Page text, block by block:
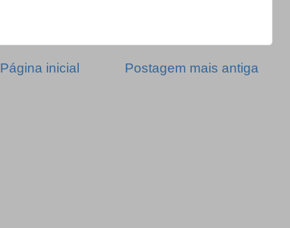
Postagem mais antiga
Página inicial